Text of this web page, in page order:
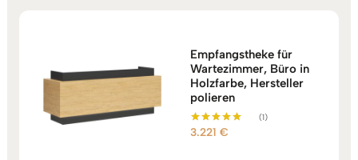
Empfangstheke für
Wartezimmer, Büro in
Holzfarbe, Hersteller
polieren
Bewertet mit
(1)
3.221€